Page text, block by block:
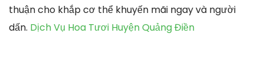
thuận cho khắp cơ thể khuyến mãi ngay và người
dấn. Dịch Vụ Hoa Tươi Huyện Quảng Điền